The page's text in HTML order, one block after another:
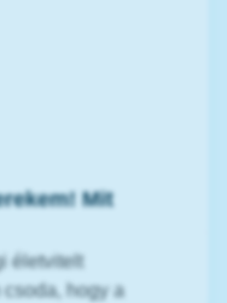
Mit
életvitelt
hogy a